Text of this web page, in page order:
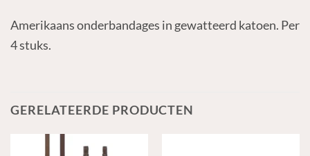
Amerikaans onderbandages in gewatteerd katoen. Per
4 stuks.
GERELATEERDE PRODUCTEN